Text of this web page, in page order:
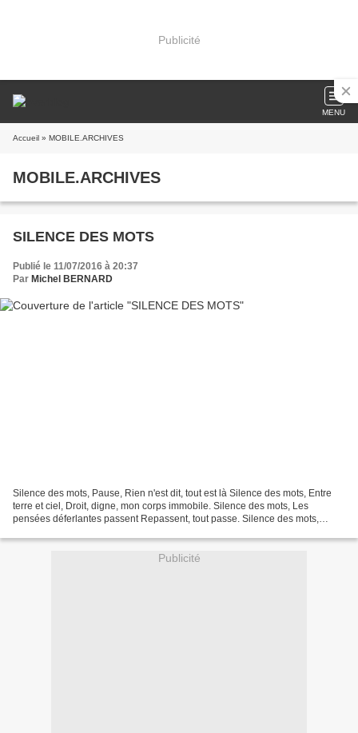
Publicité
MENU
Accueil » MOBILE.ARCHIVES
MOBILE.ARCHIVES
SILENCE DES MOTS
Publié le 11/07/2016 à 20:37
Par Michel BERNARD
Silence des mots, Pause, Rien n'est dit, tout est là Silence des mots, Entre
terre et ciel, Droit, digne, mon corps immobile. Silence des mots, Les
pensées déferlantes passent Repassent, tout passe. Silence des mots,
Publicité